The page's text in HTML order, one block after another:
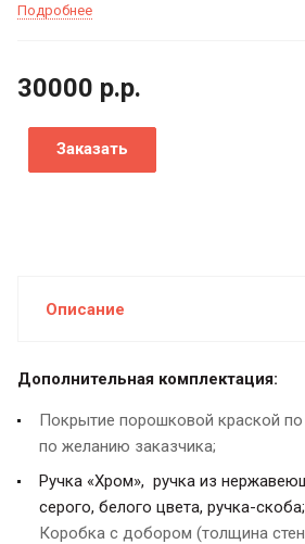
Подробнее
30000 р.р.
Заказать
Описание
Дополнительная комплектация:
Покрытие порошковой краской по
по желанию заказчика;
Ручка «Хром», ручка из
серого, белого цвета, ручка-скоба;
Коробка с добором (толщина